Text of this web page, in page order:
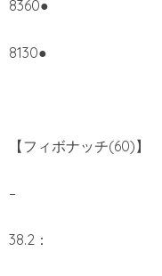
8360●
8130●
【フィボナッチ(60)】
–
38.2：